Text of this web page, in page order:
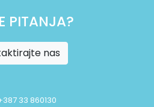
PITANJA?
nas
33 860130